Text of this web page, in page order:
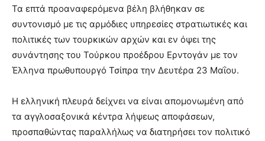
Τα επτά προαναφερόμενα βέλη βλήθηκαν σε
συντονισμό με τις αρμόδιες υπηρεσίες στρατιωτικές και
πολιτικές των τουρκικών αρχών και εν όψει της
συνάντησης του Τούρκου προέδρου Ερντογάν με τον
Έλληνα πρωθυπουργό Τσίπρα την Δευτέρα 23 Μαΐου.
Η ελληνική πλευρά δείχνει να είναι απομονωμένη από
τα αγγλοσαξονικά κέντρα λήψεως αποφάσεων,
προσπαθώντας παραλλήλως να διατηρήσει τον πολιτικό